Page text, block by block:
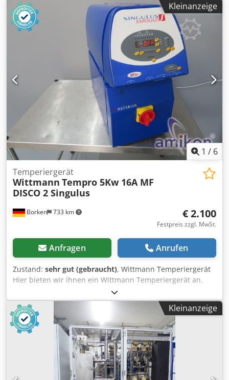
(R507) Zustand: gebraucht / used Dkjdpezgaa Iofx Akzsr
Lieferumfang: (Siehe Bild) (Änderungen und Irrtümer in
den technischen Daten, Angaben sind vorbehalten!)
Weitere Fragen können wir gerne am Telefon für Sie
Prozessanwendungen. Dkedpfx Ajzb Nviokzor Hersteller:
GEA WTT GmbH Typ: GBS 700M-U-86 Materialnummer:
12509184 Seriennummer: 10-120106888-0001 Bauart:
Gelöteter Plattenwärmetauscher Plattenanzahl: 86
Ausführung: G1, G2, G3, G4 Temperaturbereich: -200 °C
bis +200 °C Max. Betriebsdruck Seite 1: 30 bar Max.
Betriebsdruck Seite 2: 30 bar Volumen Seite 1: 9,66 l
Volumen Seite 2: 9,89 l Volumen Seite 3: 0,00 l Kältemittel:
Alle Kältemittel außer Ammoniak Herstellungsland:
Deutschland Zustand: NOS Standort: Kusel
Kleinanzeige
1 / 6
Borken 733 km
Temperiergerät
Wittmann Tempro 5Kw 16A MF
DISCO 2 Singulus
€ 2.100
Festpreis zzgl. MwSt.
Anfragen Anrufen
Zustand: sehr gut (gebraucht), Wittmann Temperiergerät
Hier bieten wir ihnen ein Wittmann Temperiergerät an.
Dkedpfx Aszd Ruwokzjr Wittmann Temperiergerät DISCO 2
Singulus 3X415V 50/60Hz 16A 5kW Typ: TR7B7D7D0X_09_00
Zustand: gebraucht / used Lieferumfang: (Siehe Bild)
(Änderungen und Irrtümer in den technischen Daten,
Angaben sind vorbehalten!) Weitere Fragen können wir
gerne am Telefon für Sie beantworten.
Kleinanzeige